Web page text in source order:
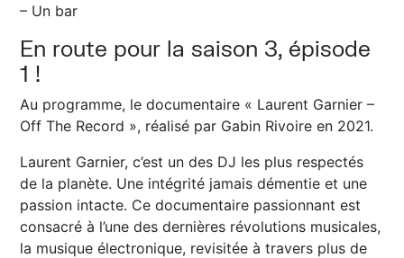
– Un bar
En route pour la saison 3, épisode
1 !
Au programme, le documentaire « Laurent Garnier –
Off The Record », réalisé par Gabin Rivoire en 2021.
Laurent Garnier, c’est un des DJ les plus respectés
de la planète. Une intégrité jamais démentie et une
passion intacte. Ce documentaire passionnant est
consacré à l’une des dernières révolutions musicales,
la musique électronique, revisitée à travers plus de